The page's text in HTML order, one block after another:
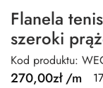
Flanela
szeroki
Kod produktu:
270,00zł/m